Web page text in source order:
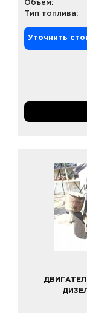
Объем:
Тип топлива:
Уточнить